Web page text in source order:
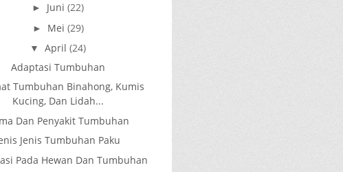
► Juni (22)
► Mei (29)
▼ April (24)
Adaptasi Tumbuhan
Tumbuhan Binahong, Kumis
Kucing, Dan Lidah...
Dan Penyakit Tumbuhan
Jenis Tumbuhan Paku
Pada Hewan Dan Tumbuhan